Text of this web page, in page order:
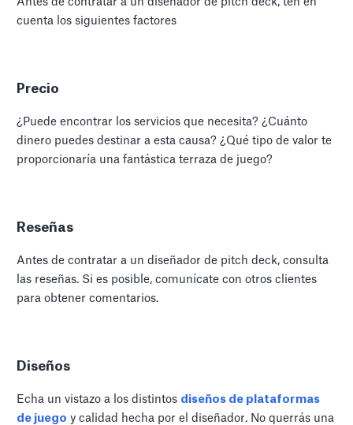
cuenta los siguientes factores
Precio
¿Puede encontrar los servicios que necesita? ¿Cuánto
dinero puedes destinar a esta causa? ¿Qué tipo de valor te
proporcionaría una fantástica terraza de juego?
Reseñas
Antes de contratar a un diseñador de pitch deck, consulta
las reseñas. Si es posible, comunícate con otros clientes
para obtener comentarios.
Diseños
Echa un vistazo a los distintos diseños de plataformas
de juego y calidad hecha por el diseñador. No querrás una